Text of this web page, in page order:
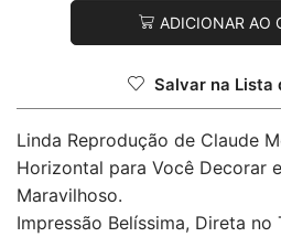
ADICIONAR AO
Salvar na Lista
Linda Reprodução de Claude
Horizontal para Você Decorar
Maravilhoso.
Impressão Belíssima, Direta no